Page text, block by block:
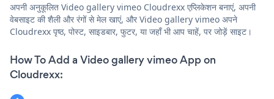
अपनी अनुकूलित Video gallery vimeo Cloudrexx एप्लिकेशन बनाएं, अपनी
वेबसाइट की शैली और रंगों से मेल खाएं, और Video gallery vimeo अपने
Cloudrexx पृष्ठ, पोस्ट, साइडबार, फुटर, या जहाँ भी आप चाहें, पर जोड़ें साइट।
How To Add a Video gallery vimeo App on
Cloudrexx: